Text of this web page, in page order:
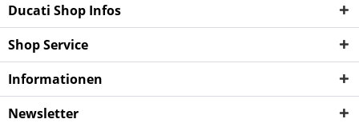
Ducati Shop Infos
Shop Service
Informationen
Newsletter